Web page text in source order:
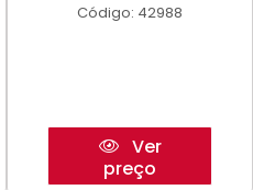
Código: 42988
Ver
preço